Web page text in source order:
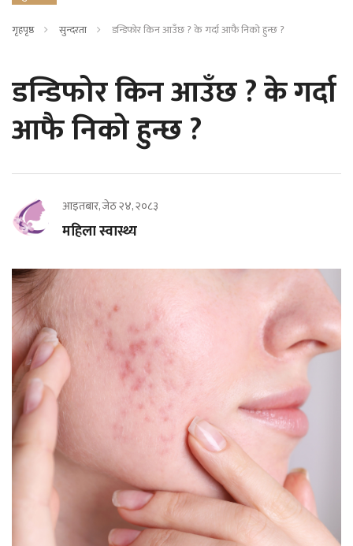
गृहपृष्ठ सुन्दरता डन्डिफोर किन आउँछ ? के गर्दा आफै निको हुन्छ ?
डन्डिफोर किन आउँछ ? के गर्दा
आफै निको हुन्छ ?
आइतबार, जेठ २४, २०८३
महिला स्वास्थ्य